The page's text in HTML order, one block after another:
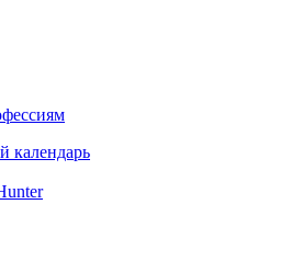
календарь